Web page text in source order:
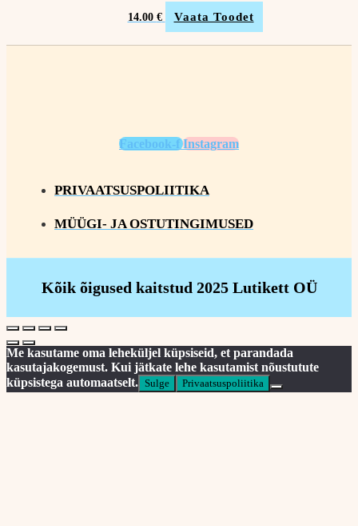
14.00 € Vaata Toodet
Facebook-f Instagram
PRIVAATSUSPOLIITIKA
MÜÜGI- JA OSTUTINGIMUSED
Kõik õigused kaitstud 2025 Lutikett OÜ
Me kasutame oma leheküljel küpsiseid, et parandada
kasutajakogemust. Kui jätkate lehe kasutamist nõustutute
küpsistega automaatselt. Sulge Privaatsuspoliitika